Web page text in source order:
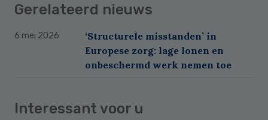
Gerelateerd nieuws
6 mei 2026
‘Structurele misstanden’ in
Europese zorg: lage lonen en
onbeschermd werk nemen toe
Interessant voor u